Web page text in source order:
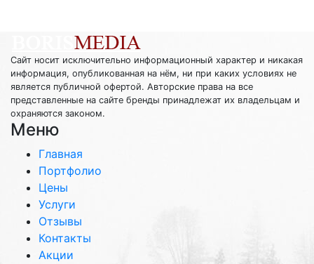
Сайт носит исключительно информационный характер и никакая
информация, опубликованная на нём, ни при каких условиях не
является публичной офертой. Авторские права на все
представленные на сайте бренды принадлежат их владельцам и
охраняются законом.
Меню
Главная
Портфолио
Цены
Услуги
Отзывы
Контакты
Акции